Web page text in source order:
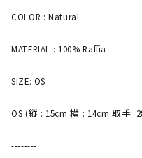
COLOR : Natural
MATERIAL : 100% Raffia
SIZE: OS
OS (縦 : 15cm 横 : 14cm 取手:
--------